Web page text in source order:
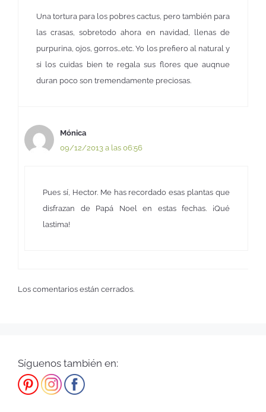
Una tortura para los pobres cactus, pero también para
las crasas, sobretodo ahora en navidad, llenas de
purpurina, ojos, gorros…etc. Yo los prefiero al natural y
si los cuidas bien te regala sus flores que auqnue
duran poco son tremendamente preciosas.
Mónica
09/12/2013 a las 06:56
Pues sí, Hector. Me has recordado esas plantas que
disfrazan de Papá Noel en estas fechas. ¡Qué
lastima!
Los comentarios están cerrados.
Síguenos también en: